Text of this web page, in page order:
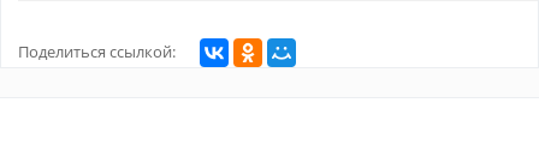
Поделиться ссылкой: